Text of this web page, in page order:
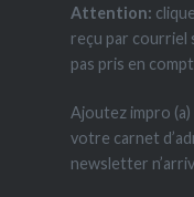
Attention:
reçu par courriel
pas pris en
Ajoutez impro
votre carnet
newsletter